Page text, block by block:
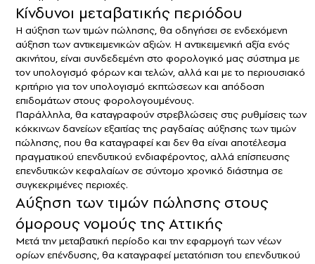
Κίνδυνοι μεταβατικής περιόδου
Η αύξηση των τιμών πώλησης, θα οδηγήσει σε ενδεχόμενη
αύξηση των αντικειμενικών αξιών. Η αντικειμενική αξία ενός
ακινήτου, είναι συνδεδεμένη στο φορολογικό μας σύστημα με
τον υπολογισμό φόρων και τελών, αλλά και με το περιουσιακό
κριτήριο για τον υπολογισμό εκπτώσεων και απόδοση
επιδομάτων στους φορολογουμένους.
Παράλληλα, θα καταγραφούν στρεβλώσεις στις ρυθμίσεις των
κόκκινων δανείων εξαιτίας της ραγδαίας αύξησης των τιμών
πώλησης, που θα καταγραφεί και δεν θα είναι αποτέλεσμα
πραγματικού επενδυτικού ενδιαφέροντος, αλλά επίσπευσης
επενδυτικών κεφαλαίων σε σύντομο χρονικό διάστημα σε
συγκεκριμένες περιοχές.
Αύξηση των τιμών πώλησης στους
όμορους νομούς της Αττικής
Μετά την μεταβατική περίοδο και την εφαρμογή των νέων
ορίων επένδυσης, θα καταγραφεί μετατόπιση του επενδυτικού